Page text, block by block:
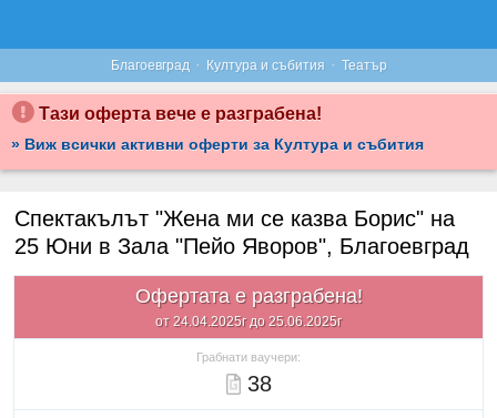
Благоевград · Култура и събития · Театър
Тази оферта вече е разграбена!
» Виж всички активни оферти за Култура и събития
Спектакълът "Жена ми се казва Борис" на
25 Юни в Зала "Пейо Яворов", Благоевград
Офертата е разграбена!
от 24.04.2025г до 25.06.2025г
Грабнати ваучери:
38